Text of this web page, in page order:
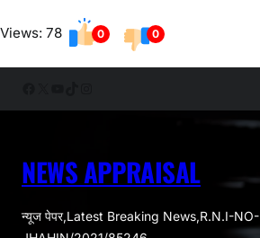
Views: 78 0 0
NEWS APPRAISAL
न्यूज पेपर,Latest Breaking News,R.N.I-NO-